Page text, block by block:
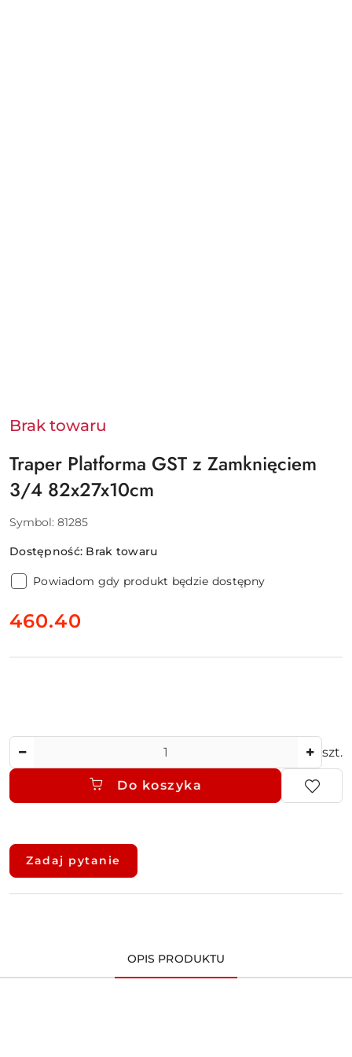
Brak towaru
Traper Platforma GST z Zamknięciem
3/4 82x27x10cm
Symbol: 81285
Dostępność: Brak towaru
Powiadom gdy produkt będzie dostępny
cena:
460.40
szt.
Do koszyka
Dostępność
dostawa
Zadaj pytanie
OPIS PRODUKTU